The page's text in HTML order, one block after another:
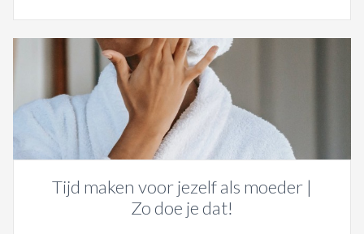
Tijd maken voor jezelf als moeder |
Zo doe je dat!